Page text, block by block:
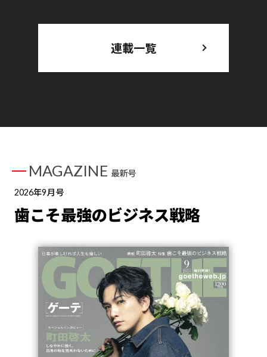
連載一覧
MAGAZINE 最新号
2026年9月号
歯こそ最強のビジネス戦略